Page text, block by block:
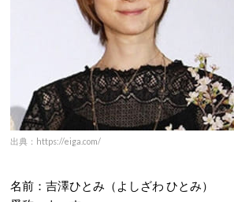
出典：https://eiga.com/
名前：吉澤ひとみ（よしざわ ひとみ）